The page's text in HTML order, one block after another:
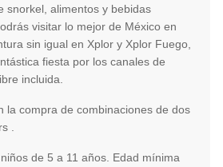
snorkel, alimentos y bebidas
visitar lo mejor de México en
sin igual en Xplor y Xplor Fuego,
fiesta por los canales de
incluida.
la compra de combinaciones de dos
.
de 5 a 11 años. Edad mínima